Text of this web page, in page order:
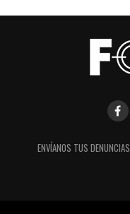
ENVÍANOS TUS DENUNCIAS